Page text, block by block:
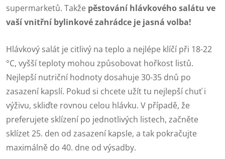
supermarketů. Takže pěstování hlávkového salátu ve
vaší vnitřní bylinkové zahrádce je jasná volba!
Hlávkový salát je citlivý na teplo a nejlépe klíčí při 18-22
°C, vyšší teploty mohou způsobovat hořkost listů.
Nejlepší nutriční hodnoty dosahuje 30-35 dnů po
zasazení kapslí. Pokud si chcete užít tu nejlepší chuť i
výživu, skliďte rovnou celou hlávku. V případě, že
preferujete sklízení po jednotlivých listech, začněte
sklízet 25. den od zasazení kapsle, a tak pokračujte
maximálně do 40. dne od výsadby.